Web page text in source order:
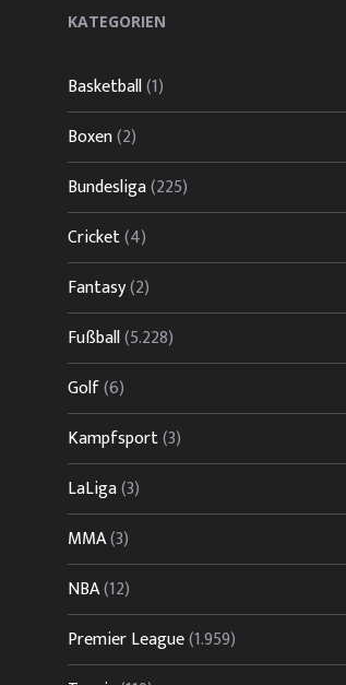
KATEGORIEN
Basketball(1)
Boxen(2)
Bundesliga(225)
Cricket(4)
Fantasy(2)
Fußball(5.228)
Golf(6)
Kampfsport(3)
LaLiga(3)
MMA(3)
NBA(12)
Premier League(1.959)